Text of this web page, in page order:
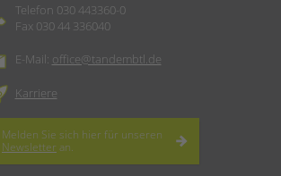
Telefon 030 443360-0
Fax 030 44 336040
E-Mail: office@tandembtl.de
Karriere
Melden Sie sich hier für unseren
Newsletter an.